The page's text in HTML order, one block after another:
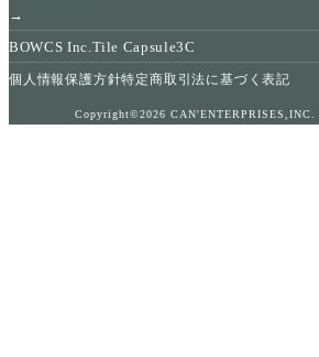
→
BOWCS Inc.Tile Capsule3C
個人情報保護方針特定商取引法に基づく表記
Copyright©2026 CAN'ENTERPRISES,INC.